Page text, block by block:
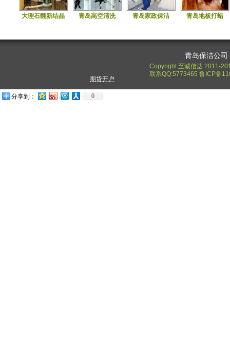
大理石翻新结晶 青岛高空清洗 青岛家政保洁 青岛地板打蜡
青岛保洁公司
Copyright 至诚信达 2011-
联系QQ:5773465 鲁ICP备
期货开户
分享到： 0